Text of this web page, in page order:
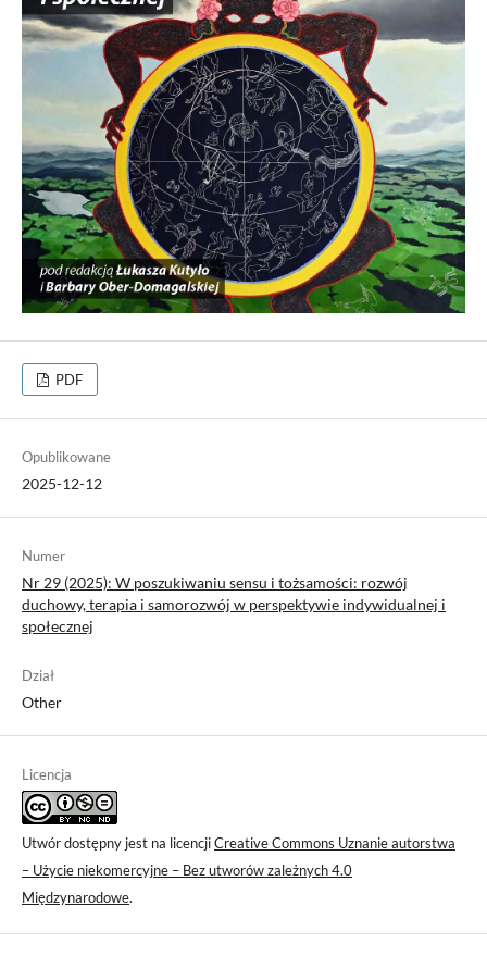
PDF
Opublikowane
2025-12-12
Numer
Nr 29 (2025): W poszukiwaniu sensu i tożsamości: rozwój
duchowy, terapia i samorozwój w perspektywie indywidualnej i
społecznej
Dział
Other
Licencja
Utwór dostępny jest na licencjiCreative Commons Uznanie autorstwa
– Użycie niekomercyjne – Bez utworów zależnych 4.0
Międzynarodowe.